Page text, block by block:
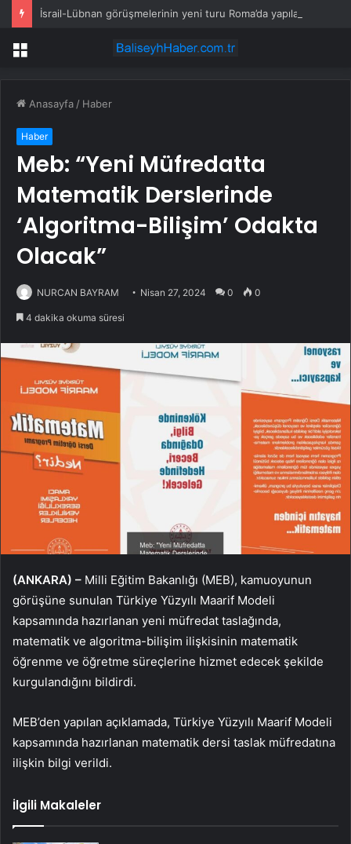
İsrail-Lübnan görüşmelerinin yeni turu Roma’da yapılacak
Menü
Anasayfa / Haber
Haber
Meb: “Yeni Müfredatta
Matematik Derslerinde
‘Algoritma-Bilişim’ Odakta
Olacak”
NURCAN BAYRAM Nisan 27, 2024 0 0
4 dakika okuma süresi
(ANKARA) – Milli Eğitim Bakanlığı (MEB), kamuoyunun
görüşüne sunulan Türkiye Yüzyılı Maarif Modeli
kapsamında hazırlanan yeni müfredat taslağında,
matematik ve algoritma-bilişim ilişkisinin matematik
öğrenme ve öğretme süreçlerine hizmet edecek şekilde
kurgulandığını bildirdi.
MEB’den yapılan açıklamada, Türkiye Yüzyılı Maarif Modeli
kapsamında hazırlanan matematik dersi taslak müfredatına
ilişkin bilgi verildi.
İlgili Makaleler